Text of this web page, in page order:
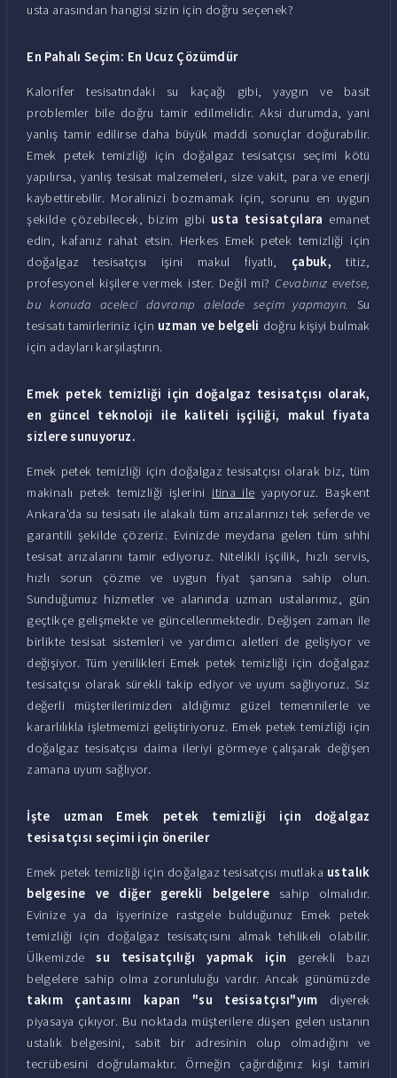
usta arasından hangisi sizin için doğru seçenek?
En Pahalı Seçim: En Ucuz Çözümdür
Kalorifer tesisatındaki su kaçağı gibi, yaygın ve basit
problemler bile doğru tamir edilmelidir. Aksi durumda, yani
yanlış tamir edilirse daha büyük maddi sonuçlar doğurabilir.
Emek petek temizliği için doğalgaz tesisatçısı seçimi kötü
yapılırsa, yanlış tesisat malzemeleri, size vakit, para ve enerji
kaybettirebilir. Moralinizi bozmamak için, sorunu en uygun
şekilde çözebilecek, bizim gibi usta tesisatçılara emanet
edin, kafanız rahat etsin. Herkes Emek petek temizliği için
doğalgaz tesisatçısı işini makul fiyatlı, çabuk, titiz,
profesyonel kişilere vermek ister. Değil mi?Cevabınız evetse,
bu konuda aceleci davranıp alelade seçim yapmayın. Su
tesisatı tamirleriniz için uzman ve belgeli doğru kişiyi bulmak
için adayları karşılaştırın.
Emek petek temizliği için doğalgaz tesisatçısı olarak,
en güncel teknoloji ile kaliteli işçiliği, makul fiyata
sizlere sunuyoruz.
Emek petek temizliği için doğalgaz tesisatçısı olarak biz, tüm
makinalı petek temizliği işlerini itina ile yapıyoruz. Başkent
Ankara'da su tesisatı ile alakalı tüm arızalarınızı tek seferde ve
garantili şekilde çözeriz. Evinizde meydana gelen tüm sıhhi
tesisat arızalarını tamir ediyoruz. Nitelikli işçilik, hızlı servis,
hızlı sorun çözme ve uygun fiyat şansına sahip olun.
Sunduğumuz hizmetler ve alanında uzman ustalarımız, gün
geçtikçe gelişmekte ve güncellenmektedir. Değişen zaman ile
birlikte tesisat sistemleri ve yardımcı aletleri de gelişiyor ve
değişiyor. Tüm yenilikleri Emek petek temizliği için doğalgaz
tesisatçısı olarak sürekli takip ediyor ve uyum sağlıyoruz. Siz
değerli müşterilerimizden aldığımız güzel temennilerle ve
kararlılıkla işletmemizi geliştiriyoruz. Emek petek temizliği için
doğalgaz tesisatçısı daima ileriyi görmeye çalışarak değişen
zamana uyum sağlıyor.
İşte uzman Emek petek temizliği için doğalgaz
tesisatçısı seçimi için öneriler
Emek petek temizliği için doğalgaz tesisatçısı mutlaka ustalık
belgesine ve diğer gerekli belgelere sahip olmalıdır.
Evinize ya da işyerinize rastgele bulduğunuz Emek petek
temizliği için doğalgaz tesisatçısını almak tehlikeli olabilir.
Ülkemizdesu tesisatçılığı yapmak için gerekli bazı
belgelere sahip olma zorunluluğu vardır. Ancak günümüzde
takım çantasını kapan "su tesisatçısı"yım diyerek
piyasaya çıkıyor. Bu noktada müşterilere düşen gelen ustanın
ustalık belgesini, sabit bir adresinin olup olmadığını ve
tecrübesini doğrulamaktır. Örneğin çağırdığınız kişi tamiri